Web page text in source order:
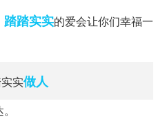
踏踏实实的爱会让你们幸福一
实做人